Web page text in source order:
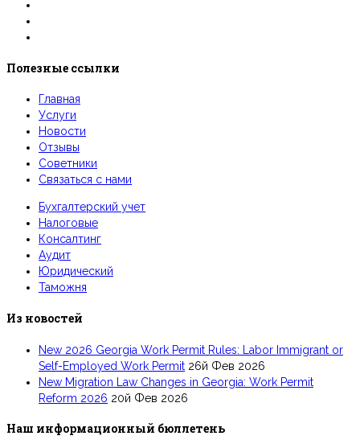
Полезные ссылки
Главная
Услуги
Новости
Отзывы
Советники
Связаться с нами
Бухгалтерский учет
Налоговые
Консалтинг
Аудит
Юридический
Таможня
Из новостей
New 2026 Georgia Work Permit Rules: Labor Immigrant or
Self-Employed Work Permit 26й Фев 2026
New Migration Law Changes in Georgia: Work Permit
Reform 2026 20й Фев 2026
Наш информационный бюллетень